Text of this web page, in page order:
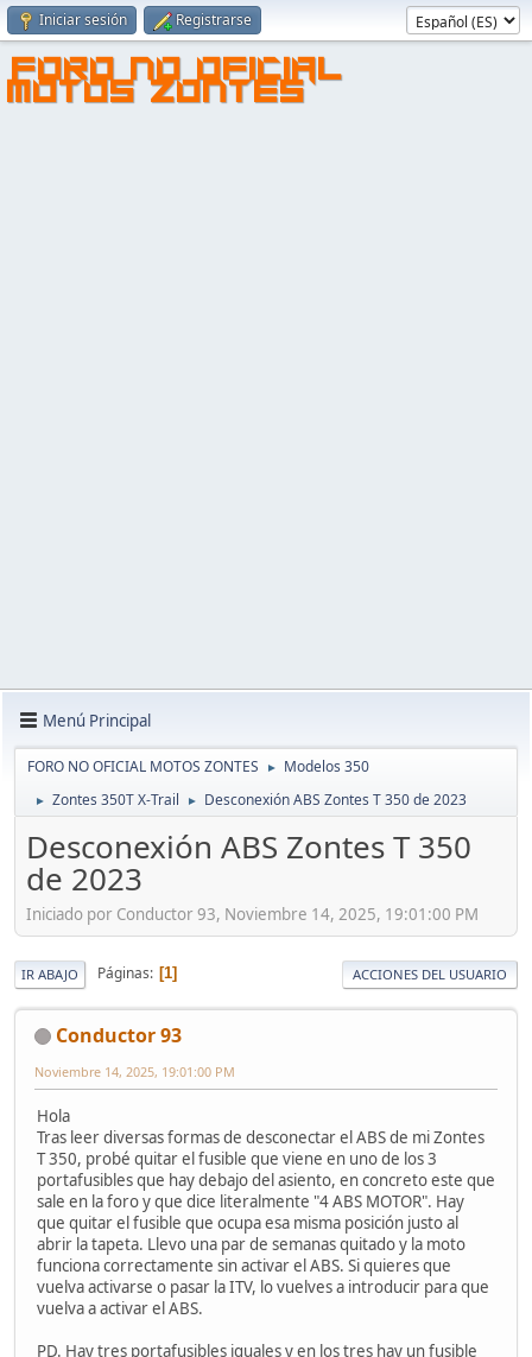
Iniciar sesión Registrarse
FORO NO OFICIAL
MOTOS ZONTES
Menú Principal
FORO NO OFICIAL MOTOS ZONTES ► Modelos 350
► Zontes 350T X-Trail ► Desconexión ABS Zontes T 350 de 2023
Desconexión ABS Zontes T 350
de 2023
Iniciado por Conductor 93, Noviembre 14, 2025, 19:01:00 PM
IR ABAJO Páginas 1 ACCIONES DEL USUARIO
Conductor 93
Noviembre 14, 2025, 19:01:00 PM
Hola
Tras leer diversas formas de desconectar el ABS de mi Zontes
T 350, probé quitar el fusible que viene en uno de los 3
portafusibles que hay debajo del asiento, en concreto este que
sale en la foro y que dice literalmente "4 ABS MOTOR". Hay
que quitar el fusible que ocupa esa misma posición justo al
abrir la tapeta. Llevo una par de semanas quitado y la moto
funciona correctamente sin activar el ABS. Si quieres que
vuelva activarse o pasar la ITV, lo vuelves a introducir para que
vuelva a activar el ABS.
PD. Hay tres portafusibles iguales y en los tres hay un fusible